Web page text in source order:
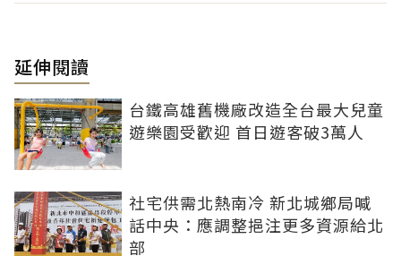
延伸閱讀
台鐵高雄舊機廠改造全台最大兒童
遊樂園受歡迎 首日遊客破3萬人
社宅供需北熱南冷 新北城鄉局喊
話中央：應調整挹注更多資源給北
部